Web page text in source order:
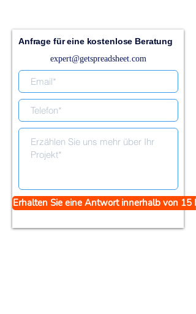
Anfrage für eine kostenlose Beratung
expert@getspreadsheet.com
Erhalten Sie eine Antwort innerhalb von 15